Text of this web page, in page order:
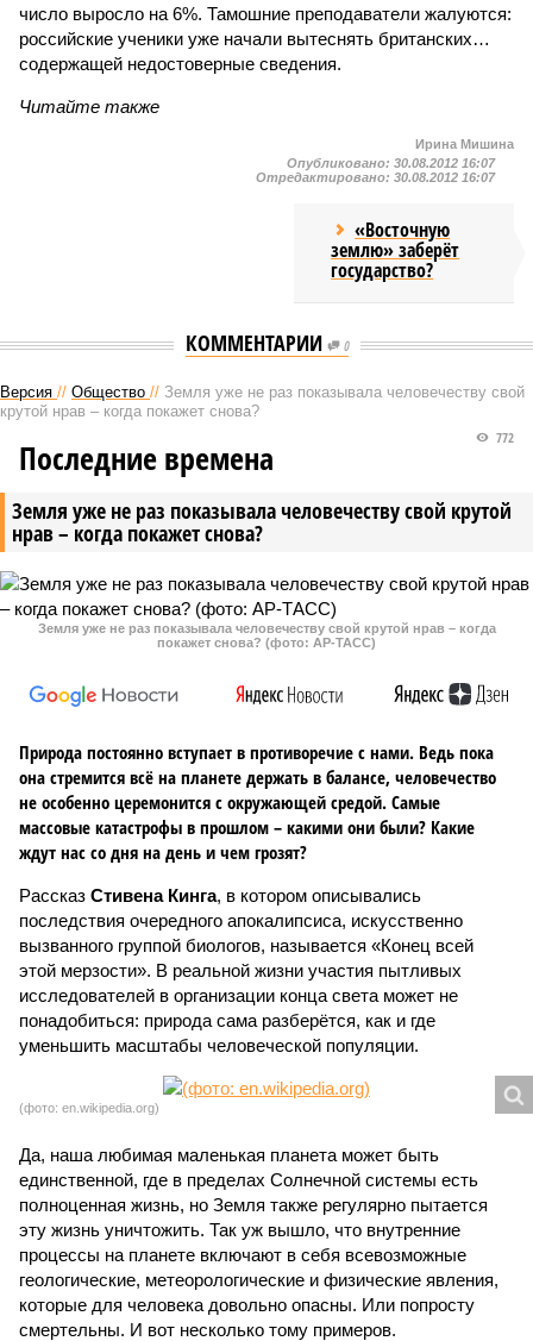
число выросло на 6%. Тамошние преподаватели жалуются:
российские ученики уже начали вытеснять британских…
содержащей недостоверные сведения.
Читайте также
Ирина Мишина
Опубликовано: 30.08.2012 16:07
Отредактировано: 30.08.2012 16:07
«Восточную
землю» заберёт
государство?
КОММЕНТАРИИ 0
Версия // Общество // Земля уже не раз показывала человечеству свой
крутой нрав – когда покажет снова?
Земля уже не раз показывала человечеству свой крутой
нрав – когда покажет снова?
772
Последние времена
Земля уже не раз показывала человечеству свой крутой нрав – когда
покажет снова? (фото: АР-ТАСС)
Природа постоянно вступает в противоречие с нами. Ведь пока
она стремится всё на планете держать в балансе, человечество
не особенно церемонится с окружающей средой. Самые
массовые катастрофы в прошлом – какими они были? Какие
ждут нас со дня на день и чем грозят?
Рассказ Стивена Кинга, в котором описывались
последствия очередного апокалипсиса, искусственно
вызванного группой биологов, называется «Конец всей
этой мерзости». В реальной жизни участия пытливых
исследователей в организации конца света может не
понадобиться: природа сама разберётся, как и где
уменьшить масштабы человеческой популяции.
(фото: en.wikipedia.org)
Да, наша любимая маленькая планета может быть
единственной, где в пределах Солнечной системы есть
полноценная жизнь, но Земля также регулярно пытается
эту жизнь уничтожить. Так уж вышло, что внутренние
процессы на планете включают в себя всевозможные
геологические, метеорологические и физические явления,
которые для человека довольно опасны. Или попросту
смертельны. И вот несколько тому примеров.